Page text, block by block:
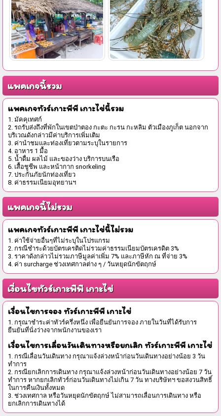
แพคเกจนี้รวม
แพคเกจทัวร์เกาะพีพี เกาะไข่นี้รวม
1. มัคคุเทศก์
2. รถรับส่งถึงที่พักในเขตป่าตอง กะตะ กะรน กะหลิม ตัวเมืองภูเก็ต นอกจาก
บริเวณดังกล่าวมีค่าบริการเพิ่มเติม
3. ค่านำชมและท่องเที่ยวตามระบุในรายการ
4. อาหาร 1 มื้อ
5. น้ำดื่ม ผลไม้ และของว่าง บริการบนเรือ
6. เสื้อชูชีพ และหน้ากาก snorkeling
7. ประกันภัยนักท่องเที่ยว
8. ค่าธรรมเนียมอุทยานฯ
แพคเกจนี้ไม่รวม
แพคเกจทัวร์เกาะพีพี เกาะไข่นี้ไม่รวม
1. ค่าใช้จ่ายอื่นๆที่ไม่ระบุในโปรแกรม
2. กรณีชำระด้วยบัตรเครติดไม่รวมค่าธรรมเนียมบัตรเครดิต 3%
3. ราคาดังกล่าวไม่รวมภาษีมูลค่าเพิ่ม 7% และภาษีหัก ณ ที่จ่าย 3%
4. ค่า surcharge ช่วงเทศกาลต่าง ๆ / วันหยุดนักขัตฤกษ์
เงื่อนไขทัวร์เกาะพีพี เกาะไข่
เงื่อนไขการจอง ทัวร์เกาะพีพี เกาะไข่
1. กรุณาชำระค่าทัวร์ครึ่งหนึ่ง เพื่อยืนยันการจอง ภายในวันที่ได้รับการ
ยืนยันที่นั่งว่างจากพนักงานของเรา
เงื่อนไขการเลื่อนวันเดินทางหรือยกเลิก ทัวร์เกาะพีพี เกาะไข่
1. กรณีเลื่อนวันเดินทาง กรุณาแจ้งล่วงหน้าก่อนวันเดินทางอย่างน้อย 3 วัน
ทำการ
2. กรณียกเลิกการเดินทาง กรุณาแจ้งล่วงหน้าก่อนวันเดินทางอย่างน้อย 7 วัน
ทำการ หากยกเลิกทัวร์ก่อนวันเดินทางไม่เกิน 7 วัน ทางบริษัทฯ ขอสงวนสิทธิ์
ในการคืนเงินทั้งหมด
3. ช่วงเทศกาล หรือวันหยุดนักขัตฤกษ์ ไม่สามารถเลื่อนการเดินทาง หรือ
ยกเลิกการเดินทางได้